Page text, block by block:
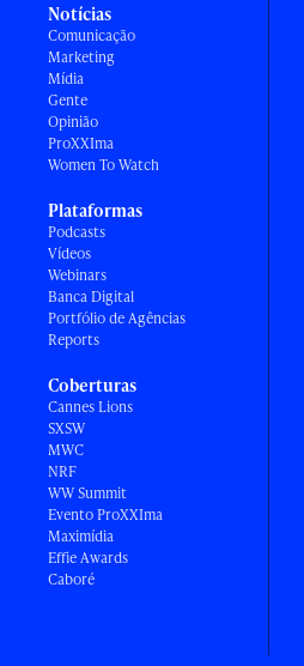
Notícias
Comunicação
Marketing
Mídia
Gente
Opinião
ProXXIma
Women To Watch
Plataformas
Podcasts
Vídeos
Webinars
Banca Digital
Portfólio de Agências
Reports
Coberturas
Cannes Lions
SXSW
MWC
NRF
WW Summit
Evento ProXXIma
Maximídia
Effie Awards
Caboré